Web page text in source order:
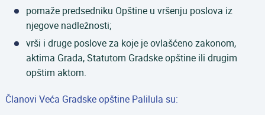
pomaže predsedniku Opštine u vršenju poslova iz
njegove nadležnosti;
vrši i druge poslove za koje je ovlašćeno zakonom,
aktima Grada, Statutom Gradske opštine ili drugim
opštim aktom.
Članovi Veća Gradske opštine Palilula su: